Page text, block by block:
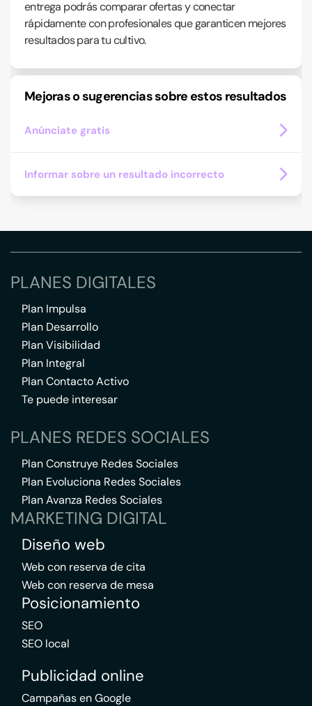
entrega podrás comparar ofertas y conectar
rápidamente con profesionales que garanticen mejores
resultados para tu cultivo.
Mejoras o sugerencias sobre estos resultados
Anúnciate gratis
Informar sobre un resultado incorrecto
PLANES DIGITALES
Plan Impulsa
Plan Desarrollo
Plan Visibilidad
Plan Integral
Plan Contacto Activo
Te puede interesar
PLANES REDES SOCIALES
Plan Construye Redes Sociales
Plan Evoluciona Redes Sociales
Plan Avanza Redes Sociales
MARKETING DIGITAL
Diseño web
Web con reserva de cita
Web con reserva de mesa
Posicionamiento
SEO
SEO local
Publicidad online
Campañas en Google